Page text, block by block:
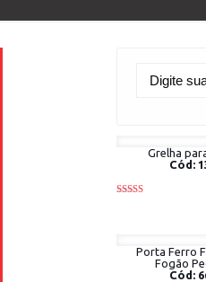
Grelha
Cód:
Porta Ferro
Fogão
Cód: